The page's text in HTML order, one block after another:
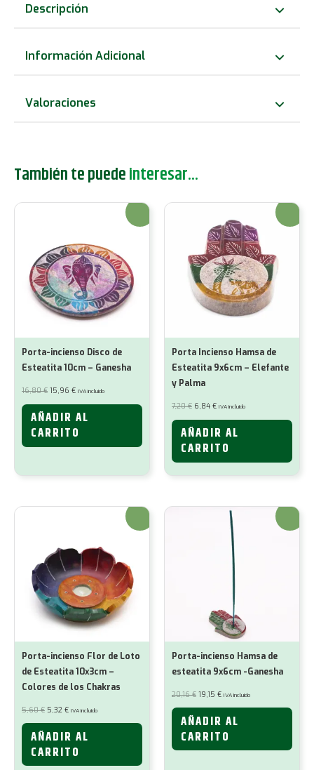
26x5cm
Descripción
Información Adicional
Valoraciones
También te puedeinteresar...
¡Oferta!
Porta-incienso Disco de
Esteatita 10cm – Ganesha
16,80€ El
precio
original
era:
16,80 €.
15,96 €El
actual
es:
15,96 €.
IVA incluido
AÑADIR AL
CARRITO
¡Oferta!
Porta Incienso Hamsa de
Esteatita 9x6cm – Elefante
y Palma
7,20€ El
precio
original
era:
7,20 €.
6,84 €El
actual
es:
6,84 €.
IVA incluido
AÑADIR AL
CARRITO
¡Oferta!
Porta-incienso Flor de Loto
de Esteatita 10x3cm –
Colores de los Chakras
5,60€ El
precio
original
5,60 €.
5,32 €El
actual
5,32 €.
IVA incluido
AÑADIR AL
CARRITO
¡Oferta!
Porta-incienso Hamsa de
esteatita 9x6cm -Ganesha
20,16€ El
precio
original
20,16 €.
19,15 €El
actual
19,15 €.
IVA incluido
AÑADIR AL
CARRITO